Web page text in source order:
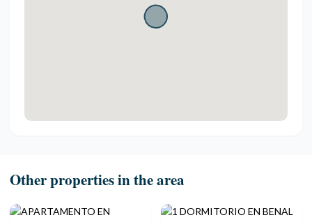
Other properties in the area